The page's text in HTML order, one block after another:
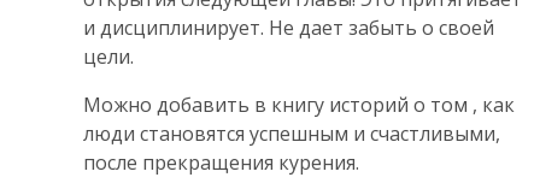
и дисциплинирует. Не дает забыть о своей
цели.
Можно добавить в книгу историй о том , как
люди становятся успешным и счастливыми,
после прекращения курения.